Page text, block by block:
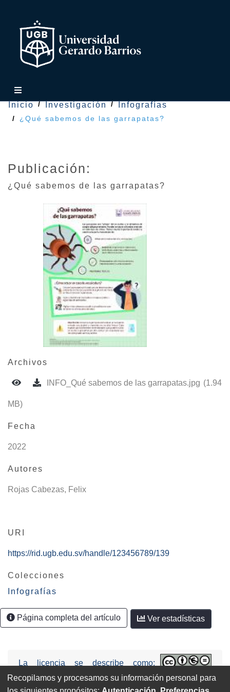
Inicio Investigación Infografías
¿Qué sabemos de las garrapatas?
Publicación:
¿Qué sabemos de las garrapatas?
Archivos
INFO_Qué sabemos de las garrapatas.jpg (1.94
MB)
Fecha
2022
Autores
Rojas Cabezas, Felix
URI
https://rid.ugb.edu.sv/handle/123456789/139
Colecciones
Infografías
Página completa del artículo Ver estadísticas
La licencia se describe como:
Attribution-NonCommercial-NoDerivs
3.0 United States (CC BY-NC-ND 3.0 US).
Recopilamos y procesamos su información personal para